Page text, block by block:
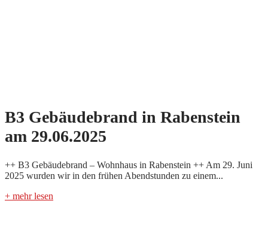
B3 Gebäudebrand in Rabenstein
am 29.06.2025
++ B3 Gebäudebrand – Wohnhaus in Rabenstein ++ Am 29. Juni
2025 wurden wir in den frühen Abendstunden zu einem...
+ mehr lesen